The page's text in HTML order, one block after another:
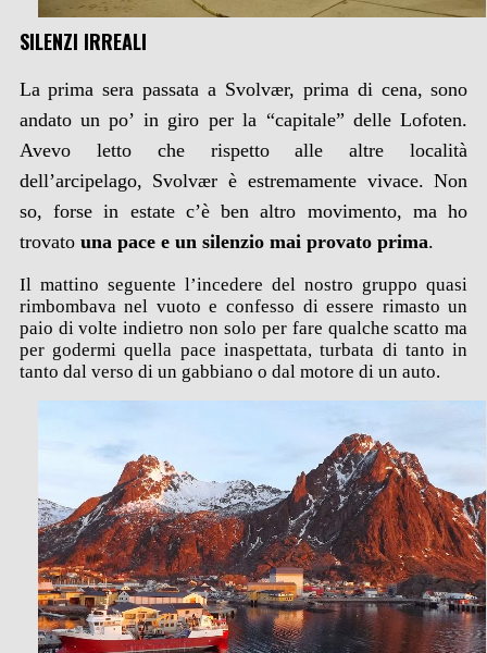
SILENZI IRREALI
La prima sera passata a Svolvær, prima di cena, sono
andato un po’ in giro per la “capitale” delle Lofoten.
Avevo letto che rispetto alle altre località
dell’arcipelago, Svolvær è estremamente vivace. Non
so, forse in estate c’è ben altro movimento, ma ho
trovatouna pace e un silenzio mai provato prima.
Il mattino seguente l’incedere del nostro gruppo quasi
rimbombava nel vuoto e confesso di essere rimasto un
paio di volte indietro non solo per fare qualche scatto ma
per godermi quella pace inaspettata, turbata di tanto in
tanto dal verso di un gabbiano o dal motore di un auto.